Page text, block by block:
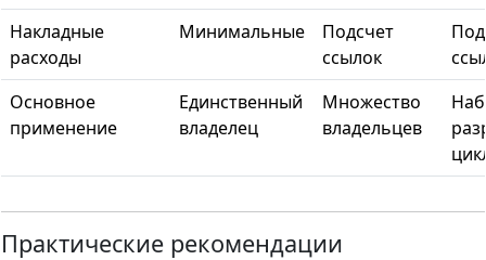
Накладные
расходы
Минимальные
Подсчет
ссылок
Основное
применение
Единственный
владелец
Множество
владельцев
Практические рекомендации